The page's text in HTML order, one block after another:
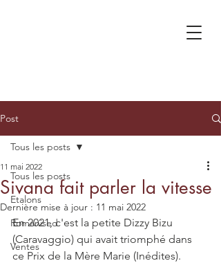
Post
Tous les posts
Etalons
Romanised
Ventes
Tous les posts
Sivana fait parler la vitesse
11 mai 2022
Dernière mise à jour : 11 mai 2022
En 2021, c'est la petite Dizzy Bizu
(Caravaggio) qui avait triomphé dans
ce Prix de la Mère Marie (Inédites).